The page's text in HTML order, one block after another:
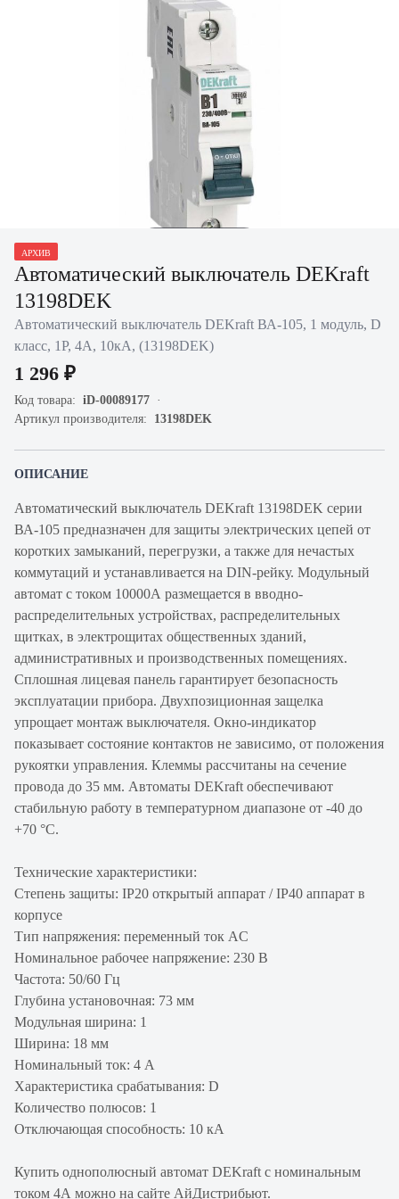
АРХИВ
Автоматический выключатель DEKraft
13198DEK
Автоматический выключатель DEKraft ВА-105, 1 модуль, D
класс, 1P, 4А, 10кА, (13198DEK)
1 296 ₽
Код товара: iD-00089177
Артикул производителя: 13198DEK
ОПИСАНИЕ
Автоматический выключатель DEKraft 13198DEK серии
ВА-105 предназначен для защиты электрических цепей от
коротких замыканий, перегрузки, а также для нечастых
коммутаций и устанавливается на DIN-рейку. Модульный
автомат с током 10000А размещается в вводно-
распределительных устройствах, распределительных
щитках, в электрощитах общественных зданий,
административных и производственных помещениях.
Сплошная лицевая панель гарантирует безопасность
эксплуатации прибора. Двухпозиционная защелка
упрощает монтаж выключателя. Окно-индикатор
показывает состояние контактов не зависимо, от положения
рукоятки управления. Клеммы рассчитаны на сечение
провода до 35 мм. Автоматы DEKraft обеспечивают
стабильную работу в температурном диапазоне от -40 до
+70 °С.
Технические характеристики:
Степень защиты: IP20 открытый аппарат / IP40 аппарат в
корпусе
Тип напряжения: переменный ток AC
Номинальное рабочее напряжение: 230 В
Частота: 50/60 Гц
Глубина установочная: 73 мм
Модульная ширина: 1
Ширина: 18 мм
Номинальный ток: 4 А
Характеристика срабатывания: D
Количество полюсов: 1
Отключающая способность: 10 кА
Купить однополюсный автомат DEKraft с номинальным
током 4А можно на сайте АйДистрибьют.